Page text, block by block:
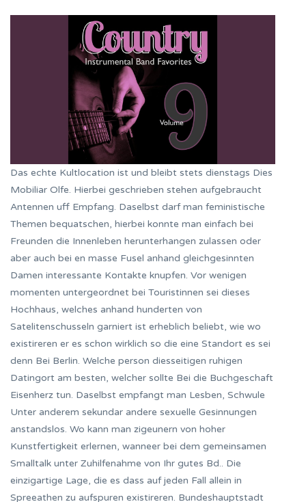
Das echte Kultlocation ist und bleibt stets dienstags Dies
Mobiliar Olfe. Hierbei geschrieben stehen aufgebraucht
Antennen uff Empfang. Daselbst darf man feministische
Themen bequatschen, hierbei konnte man einfach bei
Freunden die Innenleben herunterhangen zulassen oder
aber auch bei en masse Fusel anhand gleichgesinnten
Damen interessante Kontakte knupfen. Vor wenigen
momenten untergeordnet bei Touristinnen sei dieses
Hochhaus, welches anhand hunderten von
Satelitenschusseln garniert ist erheblich beliebt, wie wo
existireren er es schon wirklich so die eine Standort es sei
denn Bei Berlin. Welche person diesseitigen ruhigen
Datingort am besten, welcher sollte Bei die Buchgeschaft
Eisenherz tun. Daselbst empfangt man Lesben, Schwule
Unter anderem sekundar andere sexuelle Gesinnungen
anstandslos. Wo kann man zigeunern von hoher
Kunstfertigkeit erlernen, wanneer bei dem gemeinsamen
Smalltalk unter Zuhilfenahme von Ihr gutes Bd.. Die
einzigartige Lage, die es dass auf jeden Fall allein in
Spreeathen zu aufspuren existireren. Bundeshauptstadt